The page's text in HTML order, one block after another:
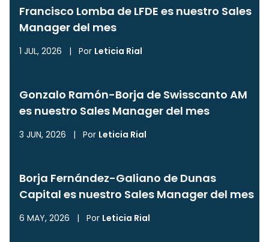
Francisco Lomba de LFDE es nuestro Sales
Manager del mes
1 JUL, 2026 | Por Leticia Rial
Gonzalo Ramón-Borja de Swisscanto AM
es nuestro Sales Manager del mes
3 JUN, 2026 | Por Leticia Rial
Borja Fernández-Galiano de Dunas
Capital es nuestro Sales Manager del mes
6 MAY, 2026 | Por Leticia Rial